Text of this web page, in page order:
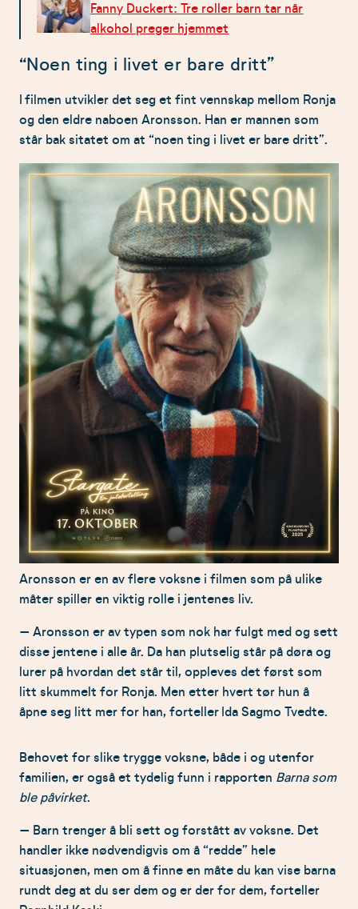
Fanny Duckert: Tre roller barn tar når
alkohol preger hjemmet
“Noen ting i livet er bare dritt”
I filmen utvikler det seg et fint vennskap mellom Ronja
og den eldre naboen Aronsson. Han er mannen som
står bak sitatet om at “noen ting i livet er bare dritt”.
Aronsson er en av flere voksne i filmen som på ulike
måter spiller en viktig rolle i jentenes liv.
– Aronsson er av typen som nok har fulgt med og sett
disse jentene i alle år. Da han plutselig står på døra og
lurer på hvordan det står til, oppleves det først som
litt skummelt for Ronja. Men etter hvert tør hun å
åpne seg litt mer for han, forteller Ida Sagmo Tvedte.
Behovet for slike trygge voksne, både i og utenfor
familien, er også et tydelig funn i rapporten Barna som
ble påvirket.
– Barn trenger å bli sett og forstått av voksne. Det
handler ikke nødvendigvis om å “redde” hele
situasjonen, men om å finne en måte du kan vise barna
rundt deg at du ser dem og er der for dem, forteller